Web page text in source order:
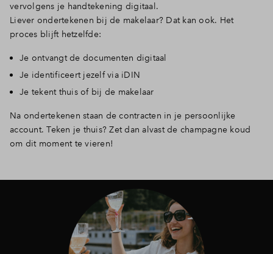
vervolgens je handtekening digitaal.
Liever ondertekenen bij de makelaar? Dat kan ook. Het
proces blijft hetzelfde:
Je ontvangt de documenten digitaal
Je identificeert jezelf via iDIN
Je tekent thuis of bij de makelaar
Na ondertekenen staan de contracten in je persoonlijke
account. Teken je thuis? Zet dan alvast de champagne koud
om dit moment te vieren!